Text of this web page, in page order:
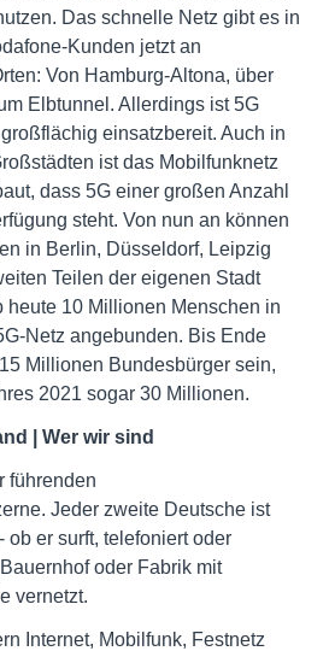
Das schnelle Netz gibt es in
Kunden jetzt an
Von Hamburg-Altona, über
Elbtunnel. Allerdings ist 5G
einsatzbereit. Auch in
ist das Mobilfunknetz
dass 5G einer großen Anzahl
steht. Von nun an können
in Berlin, Düsseldorf, Leipzig
Teilen der eigenen Stadt
heute 10 Millionen Menschen in
Netz angebunden. Bis Ende
Millionen Bundesbürger sein,
2021 sogar 30 Millionen.
| Wer wir sind
führenden
Jeder zweite Deutsche ist
ob er surft, telefoniert oder
oder Fabrik mit
vernetzt.
Internet, Mobilfunk, Festnetz